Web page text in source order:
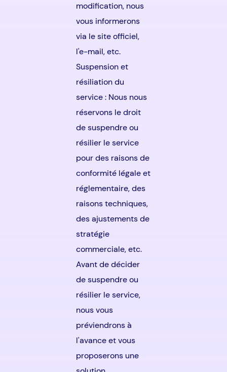
modification, nous
vous informerons
via le site officiel,
l'e-mail, etc.
Suspension et
résiliation du
service : Nous nous
réservons le droit
de suspendre ou
résilier le service
pour des raisons de
conformité légale et
réglementaire, des
raisons techniques,
des ajustements de
stratégie
commerciale, etc.
Avant de décider
de suspendre ou
résilier le service,
nous vous
préviendrons à
l'avance et vous
proposerons une